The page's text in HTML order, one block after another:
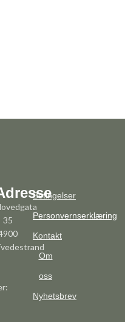
35
Betingelser
Personvernserklæring
Kontakt
Om
oss
Nyhetsbrev